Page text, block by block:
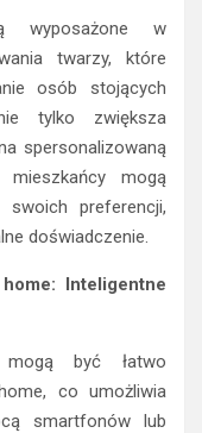
wyposażone w
twarzy, które
osób stojących
tylko zwiększa
spersonalizowaną
mieszkańcy mogą
preferencji,
doświadczenie.
Inteligentne
być łatwo
co umożliwia
smartfonów lub